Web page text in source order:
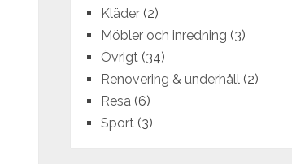
Kläder (2)
Möbler och inredning (3)
Övrigt (34)
Renovering & underhåll (2)
Resa (6)
Sport (3)